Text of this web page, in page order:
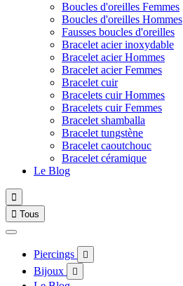
Boucles d'oreilles Femmes
Boucles d'oreilles Hommes
Fausses boucles d'oreilles
Bracelet acier inoxydable
Bracelet acier Hommes
Bracelet acier Femmes
Bracelet cuir
Bracelets cuir Hommes
Bracelets cuir Femmes
Bracelet shamballa
Bracelet tungstène
Bracelet caoutchouc
Bracelet céramique
Le Blog

 Tous
Piercings 
Bijoux 